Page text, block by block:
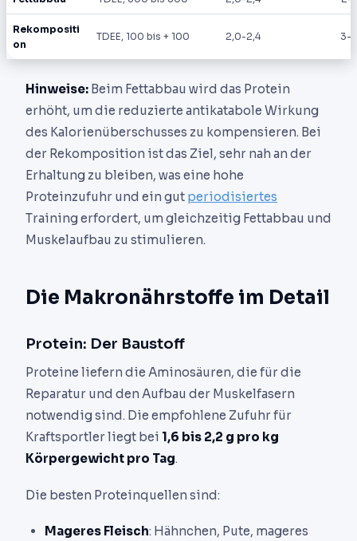
Rekompositi
on
TDEE, 100 bis + 100 2,0-2,4 3-5
Hinweise: Beim Fettabbau wird das Protein
erhöht, um die reduzierte antikatabole Wirkung
des Kalorienüberschusses zu kompensieren. Bei
der Rekomposition ist das Ziel, sehr nah an der
Erhaltung zu bleiben, was eine hohe
Proteinzufuhr und ein gut periodisiertes
Training erfordert, um gleichzeitig Fettabbau und
Muskelaufbau zu stimulieren.
Die Makronährstoffe im Detail
Protein: Der Baustoff
Proteine liefern die Aminosäuren, die für die
Reparatur und den Aufbau der Muskelfasern
notwendig sind. Die empfohlene Zufuhr für
Kraftsportler liegt bei 1,6 bis 2,2 g pro kg
Körpergewicht pro Tag.
Die besten Proteinquellen sind:
Mageres Fleisch: Hähnchen, Pute, mageres